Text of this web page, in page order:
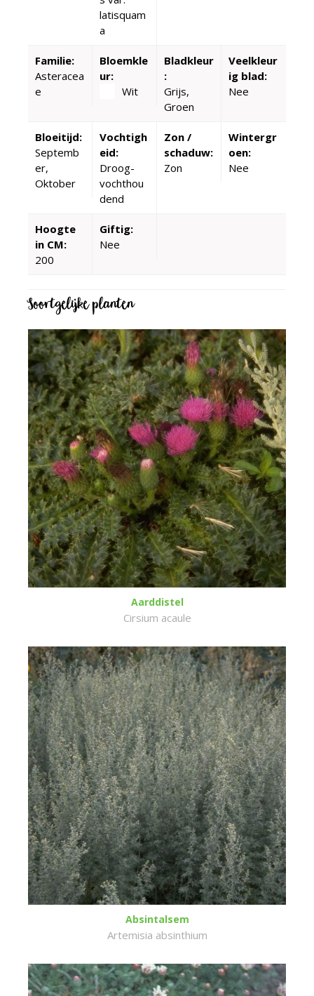
latisquam
a
Familie:
Asteracea
e
Bloemkle
ur:
Wit
Bladkleur
:
Grijs,
Groen
Veelkleur
ig blad:
Nee
Bloeitijd:
Septemb
er,
Oktober
Vochtigh
eid:
Droog-
vochthou
dend
Zon /
schaduw:
Zon
Wintergr
oen:
Nee
Hoogte
in CM:
200
Giftig:
Nee
Soortgelijke planten
Aarddistel
Cirsium acaule
Absintalsem
Artemisia absinthium